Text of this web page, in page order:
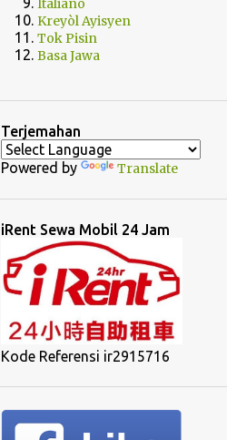
Italiano
Kreyòl Ayisyen
Tok Pisin
Basa Jawa
Terjemahan
Powered by Translate
iRent Sewa Mobil 24 Jam
Kode Referensi ir2915716